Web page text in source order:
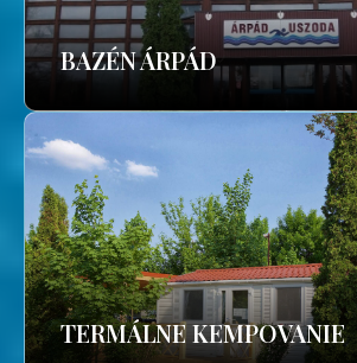
BAZÉN ÁRPÁD
TERMÁLNE KEMPOVANIE